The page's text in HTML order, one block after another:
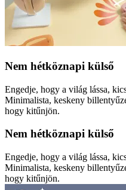
Nem hétköznapi külső
Engedje, hogy a világ lássa,
Minimalista, keskeny
hogy kitűnjön.
Nem hétköznapi külső
Engedje, hogy a világ lássa,
Minimalista, keskeny
hogy kitűnjön.